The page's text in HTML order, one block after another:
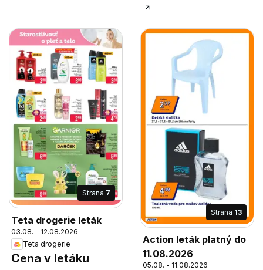
Strana 7
Teta drogerie leták
03.08. - 12.08.2026
Teta drogerie
Cena v letáku
Strana 13
Action leták platný do
11.08.2026
05.08. - 11.08.2026